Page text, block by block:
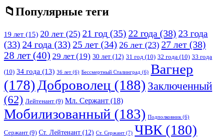
Популярные теги
19 лет (15) 20 лет (25) 21 год (35) 22 года (38) 23 года
(33) 24 года (33) 25 лет (34) 26 лет (23) 27 лет (38)
28 лет (40) 29 лет(19) 30 лет (12) 31 год (10) 32 года (10) 33 года
(10) 34 года (13) 36 лет (6) Бессмертный Сталинград (6) Вагнер
(178) Доброволец (188) Заключенный
(62) Лейтенант (9) Мл. Сержант (18)
Мобилизованный (183) Подполковник (6)
Сержант (9) Ст. Лейтенант (12) Ст. Сержант (7) ЧВК (180)